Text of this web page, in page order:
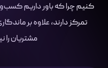
کنیم چرا که باور داریم
تمرکز دارند، علاوه بر
مشتریان را